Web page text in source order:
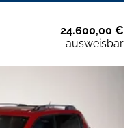
24.600,00 €
ausweisbar